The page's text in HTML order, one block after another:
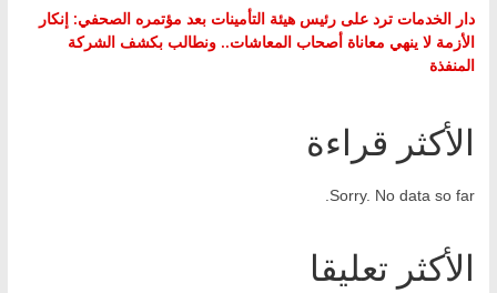
دار الخدمات ترد على رئيس هيئة التأمينات بعد مؤتمره الصحفي: إنكار
الأزمة لا ينهي معاناة أصحاب المعاشات.. ونطالب بكشف الشركة
المنفذة
الأكثر قراءة
Sorry. No data so far.
الأكثر تعليقا